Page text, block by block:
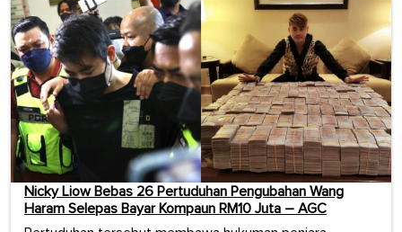
Nicky Liow Bebas 26 Pertuduhan Pengubahan Wang
Haram Selepas Bayar Kompaun RM10 Juta – AGC